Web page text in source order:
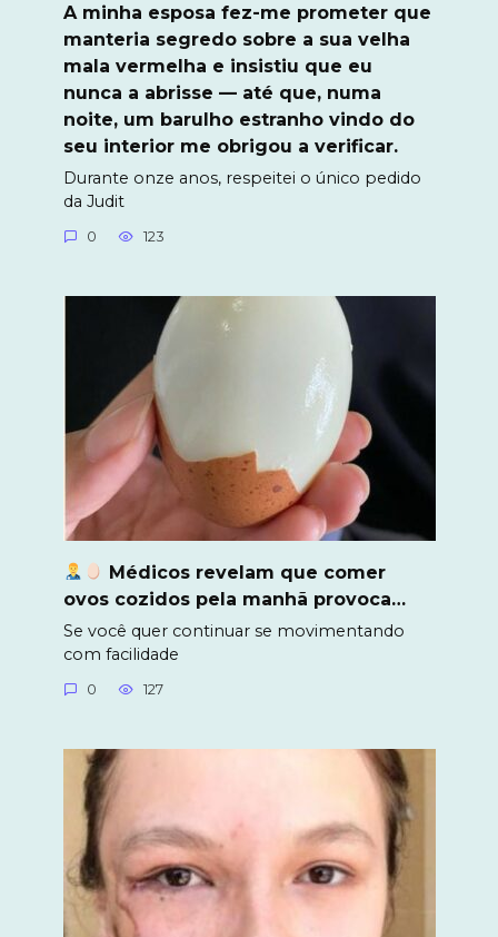
A minha esposa fez-me prometer que
manteria segredo sobre a sua velha
mala vermelha e insistiu que eu
nunca a abrisse — até que, numa
noite, um barulho estranho vindo do
seu interior me obrigou a verificar.
Durante onze anos, respeitei o único pedido
da Judit
0 123
Médicos revelam que comer
ovos cozidos pela manhã provoca…
Se você quer continuar se movimentando
com facilidade
0 127